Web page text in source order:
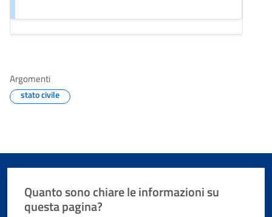
Argomenti
stato civile
Quanto sono chiare le informazioni su
questa pagina?